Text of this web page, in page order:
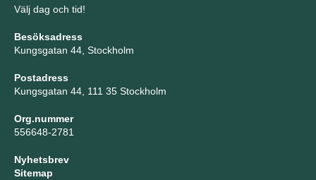
Välj dag och tid!
Besöksadress
Kungsgatan 44, Stockholm
Postadress
Kungsgatan 44, 111 35 Stockholm
Org.nummer
556648-2781
Nyhetsbrev
Sitemap